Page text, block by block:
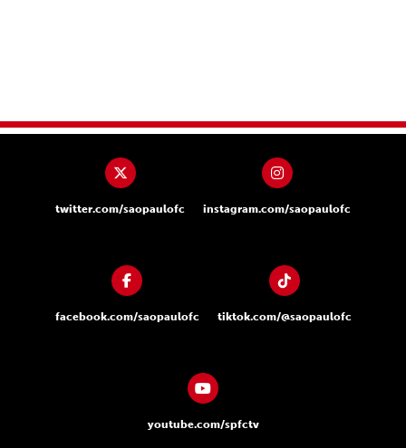
twitter.com/saopaulofc instagram.com/saopaulofc
facebook.com/saopaulofc tiktok.com/@saopaulofc
youtube.com/spfctv